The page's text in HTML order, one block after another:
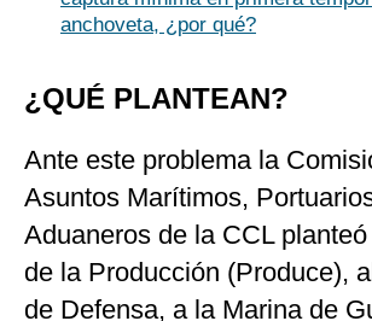
anchoveta, ¿por qué?
¿QUÉ PLANTEAN?
Ante este problema la
Asuntos Marítimos,
Aduaneros de la CCL
de la Producción (Produce),
de Defensa, a la Marina de